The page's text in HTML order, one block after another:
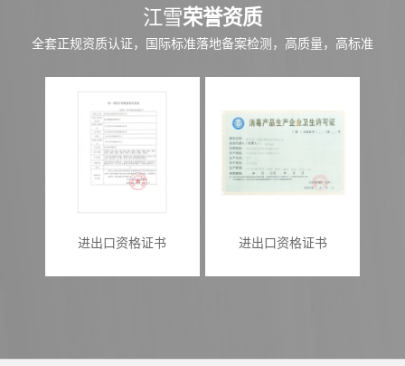
江雪荣誉资质
全套正规资质认证，国际标准落地备案检测，高质量，高标准
进出口资格证书 进出口资格证书